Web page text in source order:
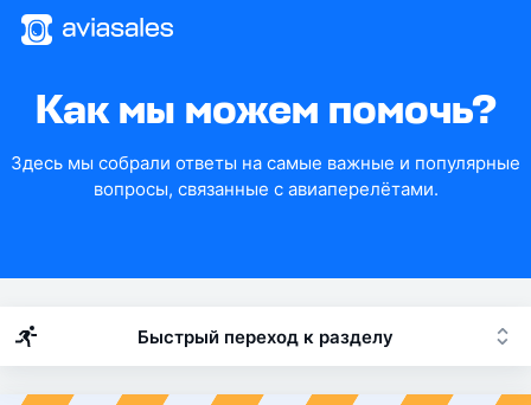
Как мы можем помочь?
Здесь мы собрали ответы на самые важные и популярные
вопросы, связанные с авиаперелётами.
Быстрый переход к разделу